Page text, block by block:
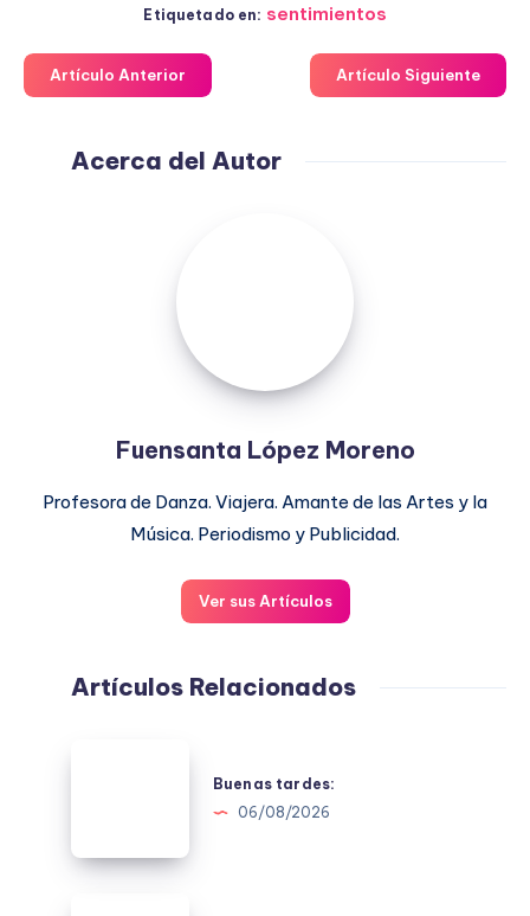
Etiquetado en: sentimientos
Artículo Anterior Artículo Siguiente
Acerca del Autor
Fuensanta López Moreno
Profesora de Danza. Viajera. Amante de las Artes y la
Música. Periodismo y Publicidad.
Ver sus Artículos
Artículos Relacionados
Buenas tardes:
06/08/2026